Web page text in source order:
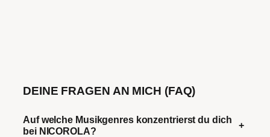
DEINE FRAGEN AN MICH (FAQ)
Auf welche Musikgenres konzentrierst du dich
bei NICOROLA?
+